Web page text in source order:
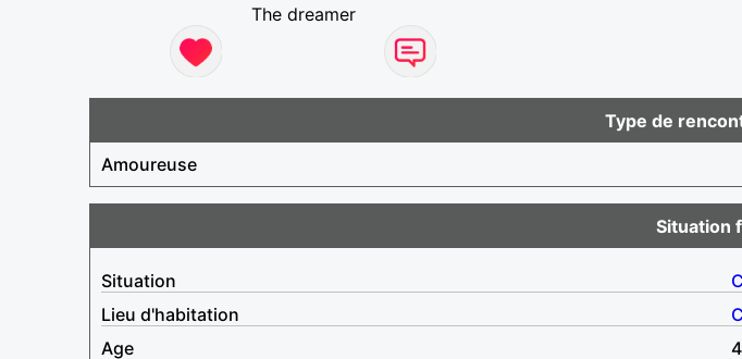
The dreamer
Type de
Amoureuse
Situation
Situation
Lieu d'habitation
Age